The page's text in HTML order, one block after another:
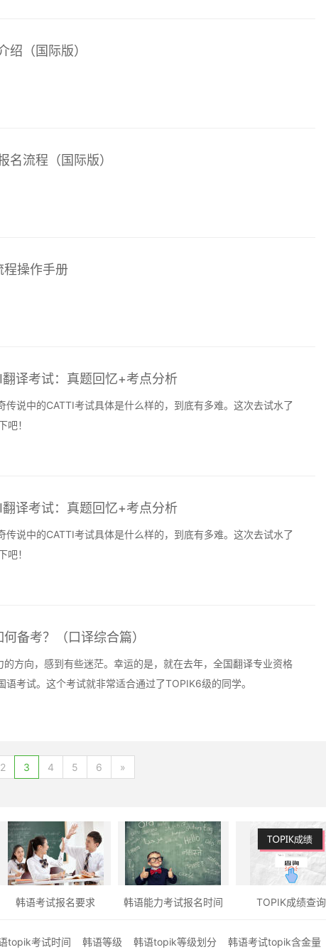
绍（国际版）
流程（国际版）
程操作手册
译考试：真题回忆+考点分析
说中的CATTI考试具体是什么样的，到底有多难。这次去试水了
吧！
译考试：真题回忆+考点分析
说中的CATTI考试具体是什么样的，到底有多难。这次去试水了
吧！
备考？（口译综合篇）
方向，感到有些迷茫。幸运的是，就在去年，全国翻译专业资格
考试。这个考试就非常适合通过了TOPIK6级的同学。
2 3 4 5 6 »
韩语考试报名要求 韩语能力考试报名时间 TOPIK成绩查询
topik考试时间 韩语等级 韩语topik等级划分 韩语考试topik含金量